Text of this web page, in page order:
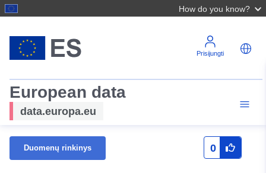
How do you know?
Prisijungti
European data
data.europa.eu
Duomenų rinkinys 0